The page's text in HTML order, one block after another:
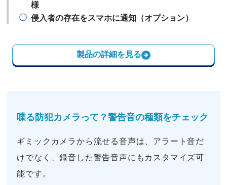
様
侵入者の存在をスマホに通知（オプション）
製品の詳細を見る
喋る防犯カメラって？警告音の種類をチェック
ギミックカメラから流せる音声は、アラート音だ
けでなく、録音した警告音声にもカスタマイズ可
能です。